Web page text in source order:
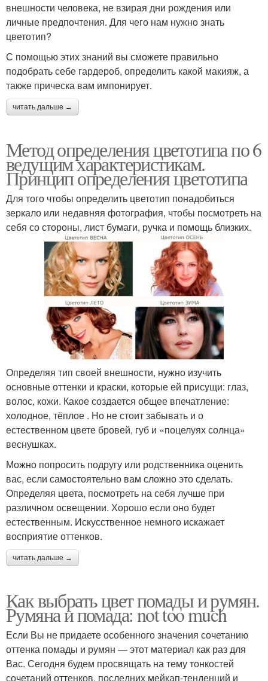
внешности человека, не взирая дни рождения или
личные предпочтения. Для чего нам нужно знать
цветотип?
С помощью этих знаний вы сможете правильно
подобрать себе гардероб, определить какой макияж, а
также прическа вам импонирует.
читать дальше →
Метод определения цветотипа по 6
ведущим характеристикам.
Принцип определения цветотипа
Для того чтобы определить цветотип понадобиться
зеркало или недавняя фотография, чтобы посмотреть на
себя со стороны, лист бумаги, ручка и помощь близких.
Определяя тип своей внешности, нужно изучить
основные оттенки и краски, которые ей присущи: глаз,
волос, кожи. Какое создается общее впечатление:
холодное, тёплое . Но не стоит забывать и о
естественном цвете бровей, губ и «поцелуях солнца»
веснушках.
Можно попросить подругу или родственника оценить
вас, если самостоятельно вам сложно это сделать.
Определяя цвета, посмотреть на себя лучше при
различном освещении. Хорошо если оно будет
естественным. Искусственное немного искажает
восприятие оттенков.
читать дальше →
Как выбрать цвет помады и румян.
Румяна и помада: not too much
Если Вы не придаете особенного значения сочетанию
оттенка помады и румян — этот материал как раз для
Вас. Сегодня будем просвящать на тему тонкостей
сочетаний оттенков, последних мейкап-тенденций и